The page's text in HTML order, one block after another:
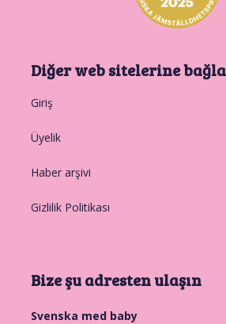
Diğer web sitelerine
Giriş
Üyelik
Haber arşivi
Gizlilik Politikası
Bize şu adresten ulaşın
Svenska med baby